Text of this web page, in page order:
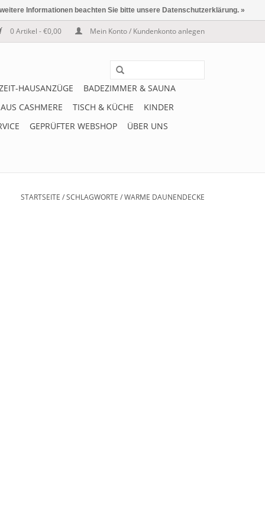
0 Artikel - €0,00 Mein Konto / Kundenkonto anlegen
HAUSANZÜGE
BADEZIMMER & SAUNA
CASHMERE TISCH & KÜCHE
KINDER
GEPRÜFTER WEBSHOP
ÜBER UNS
STARTSEITE /SCHLAGWORTE /WARME DAUNENDECKE
Informationen beachten Sie bitte unsere Datenschutzerklärung. »